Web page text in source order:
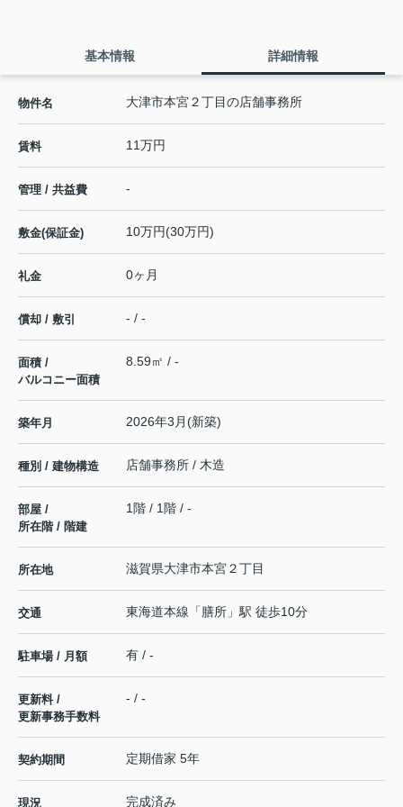
基本情報 詳細情報
物件名 大津市本宮２丁目の店舗事務所
賃料 11万円
管理 / 共益費 -
敷金(保証金) 10万円(30万円)
礼金 0ヶ月
償却 / 敷引 - / -
面積 /
バルコニー面積
8.59㎡ / -
築年月 2026年3月(新築)
種別 / 建物構造 店舗事務所 / 木造
部屋 /
所在階 / 階建
1階 / 1階 / -
所在地 滋賀県大津市本宮２丁目
交通 東海道本線 「膳所 」駅 徒歩10分
駐車場 / 月額 有 / -
更新料 /
更新事務手数料
- / -
契約期間 定期借家 5年
現況 完成済み